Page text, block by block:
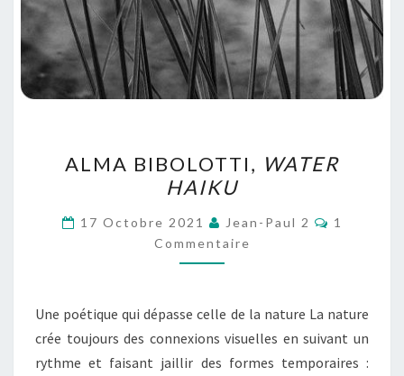
BIBOLOTTI,
WATER
HAIKU
ALMA BIBOLOTTI, WATER
HAIKU
17 Octobre 2021 Jean-Paul 2
1
Commentaire
Une poétique qui dépasse celle de la nature La nature
crée toujours des connexions visuelles en suivant un
rythme et faisant jaillir des formes temporaires :